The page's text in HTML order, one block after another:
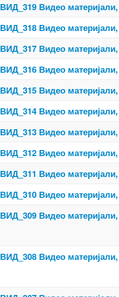
ВИД_319 Видео
ВИД_318 Видео
ВИД_317 Видео
ВИД_316 Видео
ВИД_315 Видео
ВИД_314 Видео
ВИД_313 Видео
ВИД_312 Видео
ВИД_311 Видео
ВИД_310 Видео
ВИД_309 Видео
ВИД_308 Видео